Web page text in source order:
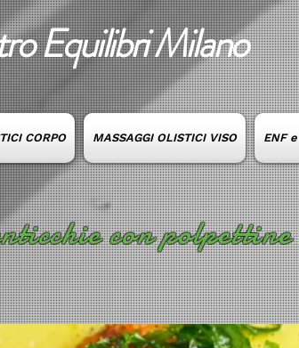
Equilibri Milano
CORPO MASSAGGI OLISTICI VISO ENF e
con